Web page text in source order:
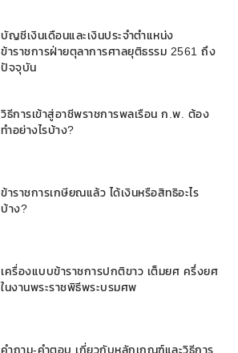
บัญชีเงินเดือนและเงินประจำตำแหน่ง
ข้าราชการฝ่ายตุลาการศาลยุติธรรม 2561 ถึง
ปัจจุบัน
วิธีการเข้าสู่อาชีพราชการพลเรือน ก.พ. ต้อง
ทำอย่างไรบ้าง?
ข้าราชการเกษียณแล้ว ได้เงินหรือสิทธิอะไร
บ้าง?
เครื่องแบบข้าราชการปกติขาว เต็มยศ ครึ่งยศ
ในงานพระราชพิธีพระบรมศพ